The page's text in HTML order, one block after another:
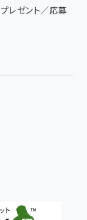
プレゼント／応募